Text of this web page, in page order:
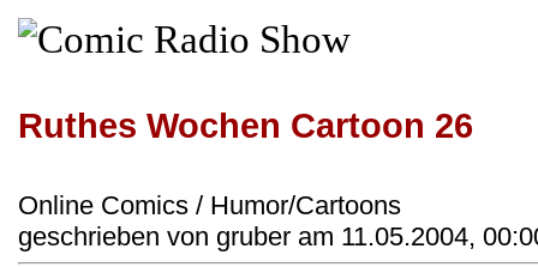
Ruthes Wochen Cartoon 26
Online Comics / Humor/Cartoons
geschrieben von gruber am 11.05.2004,